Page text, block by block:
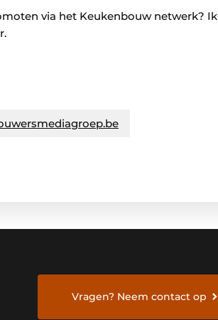
via het Keukenbouw netwerk? Ik
Vragen? Neem contact op